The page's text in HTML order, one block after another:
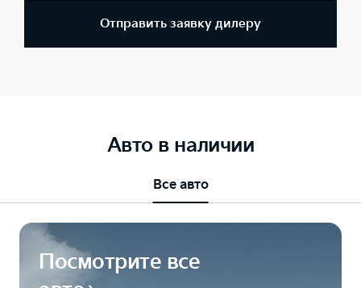
Отправить заявку дилеру
Авто в наличии
Все авто
Посмотрите все